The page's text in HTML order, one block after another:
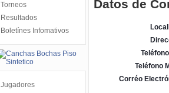
Torneos
Resultados
Boletínes Infomativos
Jugadores
Datos de
Teléfono
Corréo